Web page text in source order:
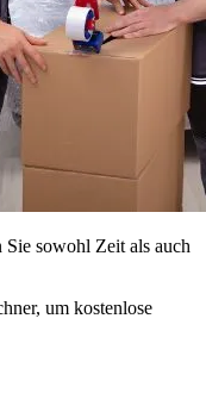
Sie sowohl Zeit als auch
um kostenlose